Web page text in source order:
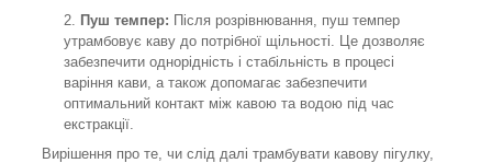
Пуш темпер: Після розрівнювання, пуш темпер
утрамбовує каву до потрібної щільності. Це дозволяє
забезпечити однорідність і стабільність в процесі
варіння кави, а також допомагає забезпечити
оптимальний контакт між кавою та водою під час
екстракції.
Вирішення про те, чи слід далі трамбувати кавову пігулку,